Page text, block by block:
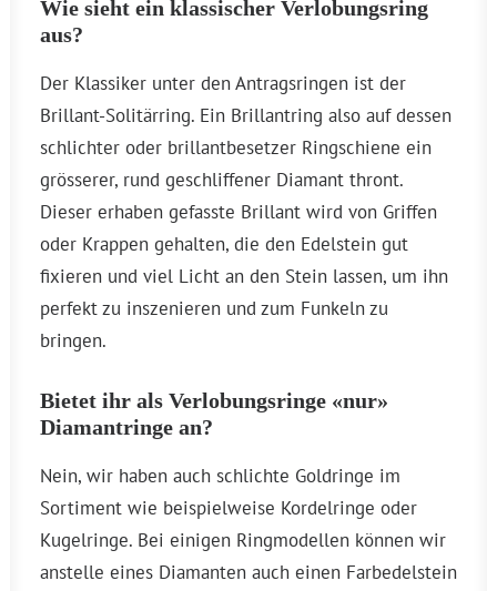
Wie sieht ein klassischer Verlobungsring
aus?
Der Klassiker unter den Antragsringen ist der
Brillant-Solitärring. Ein Brillantring also auf dessen
schlichter oder brillantbesetzer Ringschiene ein
grösserer, rund geschliffener Diamant thront.
Dieser erhaben gefasste Brillant wird von Griffen
oder Krappen gehalten, die den Edelstein gut
fixieren und viel Licht an den Stein lassen, um ihn
perfekt zu inszenieren und zum Funkeln zu
bringen.
Bietet ihr als Verlobungsringe «nur»
Diamantringe an?
Nein, wir haben auch schlichte Goldringe im
Sortiment wie beispielweise Kordelringe oder
Kugelringe. Bei einigen Ringmodellen können wir
anstelle eines Diamanten auch einen Farbedelstein